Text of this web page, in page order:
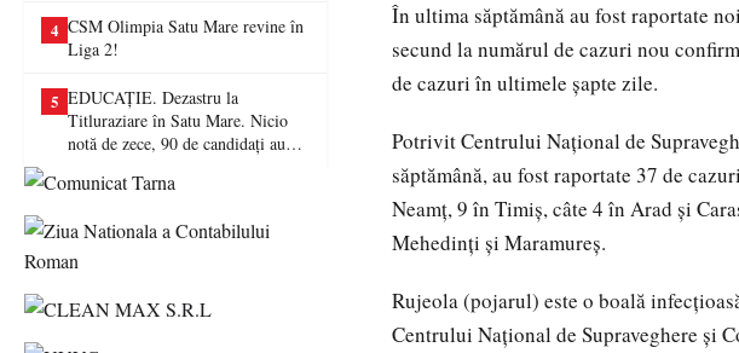
4 CSM Olimpia Satu Mare revine în
Liga 2!
5 EDUCAȚIE. Dezastru la
Titluraziare în Satu Mare. Nicio
notă de zece, 90 de candidați au
În ultima săptămână au fost raportate
secund la numărul de cazuri nou
de cazuri în ultimele șapte zile.
Potrivit Centrului Naţional de
săptămână, au fost raportate 37 de
Neamț, 9 în Timiș, câte 4 în Arad și
Mehedinți și Maramureș.
Rujeola (pojarul) este o boală
Centrului Naţional de Supraveghere şi